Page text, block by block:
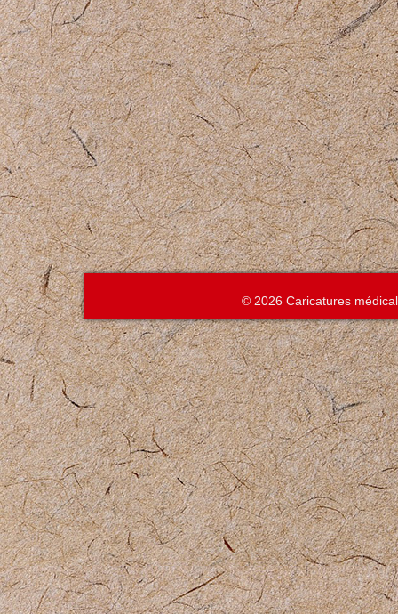
© 2026 Caricatures